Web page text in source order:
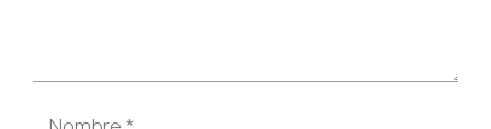
Nombre